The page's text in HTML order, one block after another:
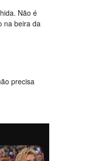
Não é
na beira da
precisa